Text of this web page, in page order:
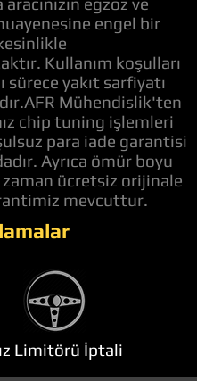
engel bir
Kullanım koşulları
sürece yakıt sarfiyatı
Mühendislik'ten
chip tuning işlemleri
para iade garantisi
Ayrıca ömür boyu
ücretsiz orijinale
mevcuttur.
Limitörü İptali